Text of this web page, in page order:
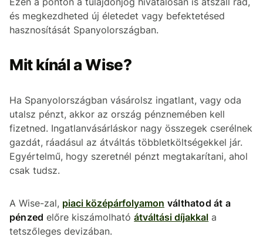
és megkezdheted új életedet vagy befektetésed
hasznosítását Spanyolországban.
Mit kínál a Wise?
Ha Spanyolországban vásárolsz ingatlant, vagy oda
utalsz pénzt, akkor az ország pénznemében kell
fizetned. Ingatlanvásárláskor nagy összegek cserélnek
gazdát, ráadásul az átváltás többletköltségekkel jár.
Egyértelmű, hogy szeretnél pénzt megtakarítani, ahol
csak tudsz.
A Wise-zal, piaci középárfolyamon válthatod át a
pénzed előre kiszámolhatóátváltási díjakkal a
tetszőleges devizában.